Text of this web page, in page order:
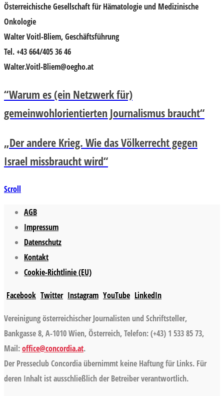
Österreichische Gesellschaft für Hämatologie und Medizinische
Onkologie
Walter Voitl-Bliem, Geschäftsführung
Tel. +43 664/405 36 46
Walter.Voitl-Bliem@oegho.at
“Warum es (ein Netzwerk für)
gemeinwohlorientierten Journalismus braucht“
„Der andere Krieg. Wie das Völkerrecht gegen
Israel missbraucht wird“
Scroll
AGB
Impressum
Datenschutz
Kontakt
Cookie-Richtlinie (EU)
Facebook Twitter Instagram YouTube LinkedIn
Vereinigung österreichischer Journalisten und Schriftsteller,
Bankgasse 8, A-1010 Wien, Österreich, Telefon: (+43) 1 533 85 73,
Mail:office@concordia.at.
Der Presseclub Concordia übernimmt keine Haftung für Links. Für
deren Inhalt ist ausschließlich der Betreiber verantwortlich.